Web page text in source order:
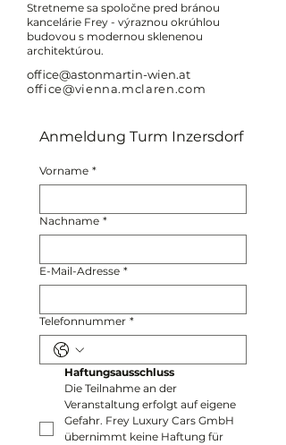
Stretneme sa spoločne pred bránou
kancelárie Frey - výraznou okrúhlou
budovou s modernou sklenenou
architektúrou.
office@astonmartin-wien.at
office@vienna.mclaren.com
Anmeldung Turm Inzersdorf
Vorname *
Nachname *
E-Mail-Adresse *
Telefonnummer *
Haftungsausschluss
Die Teilnahme an der
Veranstaltung erfolgt auf eigene
Gefahr. Frey Luxury Cars GmbH
übernimmt keine Haftung für